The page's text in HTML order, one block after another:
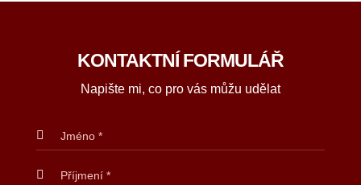
KONTAKTNÍ FORMULÁŘ
Napište mi, co pro vás můžu udělat